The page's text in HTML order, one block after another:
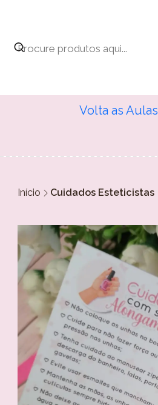
Volta as Aulas
Início Cuidados Esteticistas